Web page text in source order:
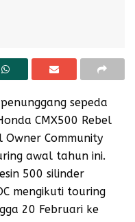
sepeda
CMX500 Rebel
Community
awal tahun ini.
500 silinder
mengikuti touring
20 Februari ke